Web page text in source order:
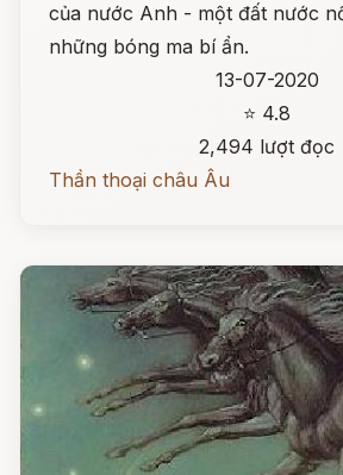
của nước Anh - một đất nước
những bóng ma bí ẩn.
13-07-2020
⭐ 4.8
2,494 lượt đọc
Thần thoại châu Âu